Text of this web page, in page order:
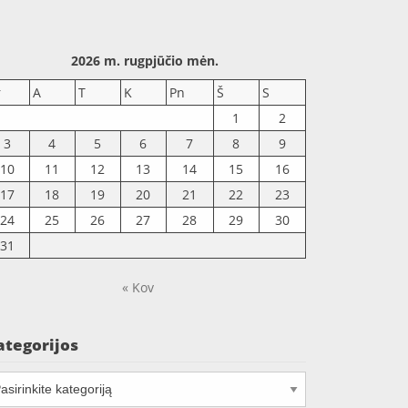
2026 m. rugpjūčio mėn.
A T K Pn Š
S
1
2
3
4 5 6 7 8
9
10
11 12 13 14 15
16
17
18 19 20 21 22
23
24
25 26 27 28 29
30
31
« Kov